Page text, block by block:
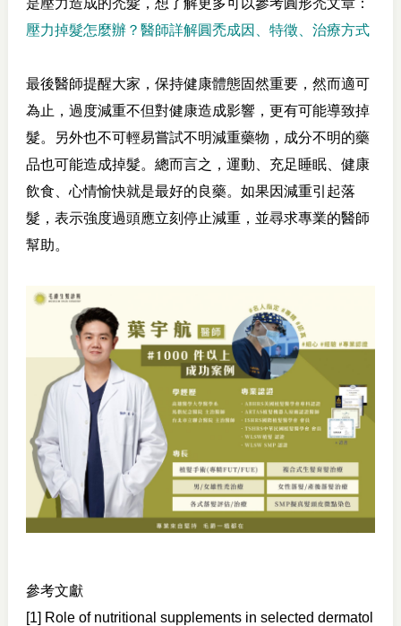
壓力掉髮怎麼辦？醫師詳解圓禿成因、特徵、治療方式
最後醫師提醒大家，保持健康體態固然重要，然而適可
為止，過度減重不但對健康造成影響，更有可能導致掉
髮。另外也不可輕易嘗試不明減重藥物，成分不明的藥
品也可能造成掉髮。總而言之，運動、充足睡眠、健康
飲食、心情愉快就是最好的良藥。如果因減重引起落
髮，表示強度過頭應立刻停止減重，並尋求專業的醫師
幫助。
參考文獻
[1] Role of nutritional supplements in selected dermatol